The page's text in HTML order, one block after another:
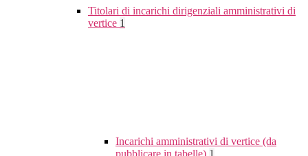
Titolari di incarichi dirigenziali amministrativi di
vertice 1
Incarichi amministrativi di vertice (da